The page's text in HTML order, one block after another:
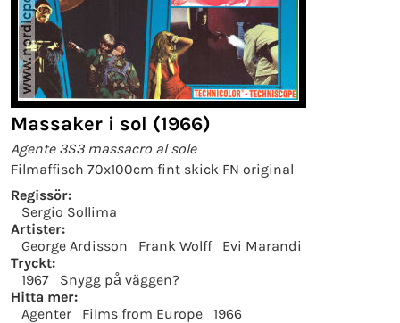
Massaker i sol (1966)
Agente 3S3 massacro al sole
Filmaffisch 70x100cm fint skick FN original
Regissör:
Sergio Sollima
Artister:
George Ardisson
Frank Wolff
Evi Marandi
Tryckt:
1967
Snygg på väggen?
Hitta mer:
Agenter
Films from Europe 1966